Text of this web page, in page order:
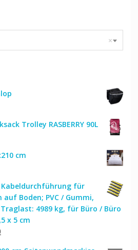
×
Trolley RASBERRY 90L
cm
für
Boden; PVC / Gummi,
4989 kg, für Büro / Büro
x 5 cm
Aktueller